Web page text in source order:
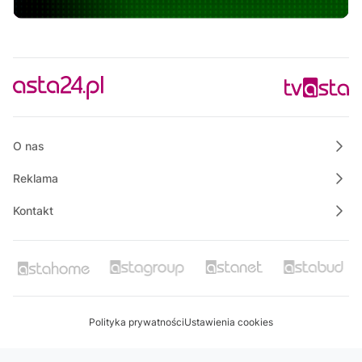
21:10
21:40
Powiat Wałecki Blisko Natury
22:00
O nas
Reklama
Kontakt
Polityka prywatnościUstawienia cookies